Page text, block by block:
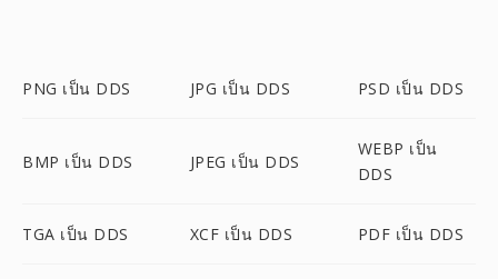
PNG เป็น DDS JPG เป็น DDS PSD เป็น DDS
BMP เป็น DDS JPEG เป็น DDS
WEBP เป็น
DDS
TGA เป็น DDS XCF เป็น DDS PDF เป็น DDS